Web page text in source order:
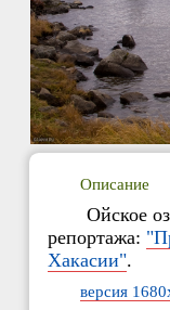
Описание
Ойское
репортажа:
Хакасии".
версия